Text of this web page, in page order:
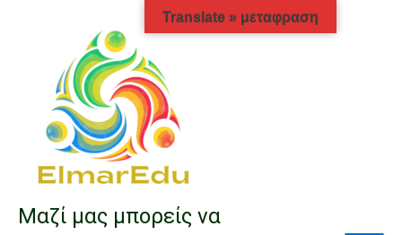
περιεχόμενο
Μαζί μας μπορείς να
Translate » μεταφραση